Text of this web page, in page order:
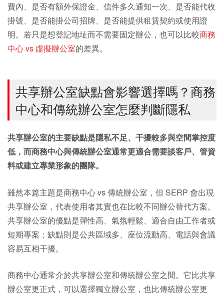
費內、是否有額外保證金、信件多久通知一次、是否能代收
掛號、是否能掛公司招牌、是否能提供租賃契約或使用證
明。若只是想登記地址而不需要固定辦公，也可以比較商務
中心 vs 虛擬辦公室的差異。
共享辦公室缺點會影響選擇嗎？商務
中心和傳統辦公室怎麼判斷隱私
共享辦公室的主要缺點是隱私不足、干擾較多與空間掌控度
低，而商務中心與傳統辦公室通常更適合需要談客戶、管資
料或建立專業形象的團隊。
雖然本篇主題是商務中心 vs 傳統辦公室，但 SERP 會出現
共享辦公室，代表使用者其實也在比較不同辦公替代方案。
共享辦公室的優點是彈性高、氣氛輕鬆、適合自由工作者或
短期專案；缺點則是公共區域多、座位流動高、電話與會議
容易互相干擾。
商務中心通常介於共享辦公室和傳統辦公室之間。它比共享
辦公室更正式，可以選擇獨立辦公室，也比傳統辦公室更